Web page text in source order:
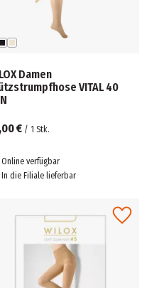
Damen
VITAL 40
€ / 1 Stk.
Online verfügbar
In die Filiale lieferbar